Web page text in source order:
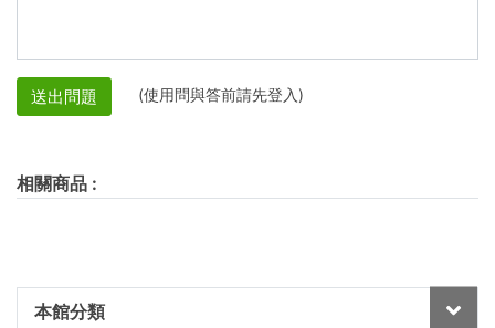
本館分類
送出問題 (使用問與答前請先登入)
相關商品 :